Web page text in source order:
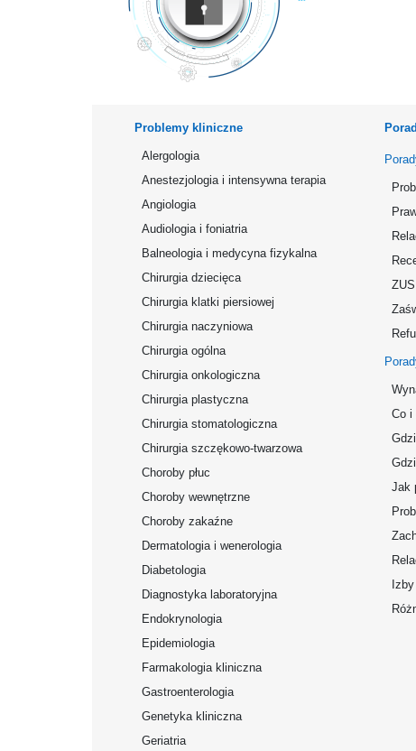
Problemy kliniczne
Alergologia
Anestezjologia i intensywna terapia
Angiologia
Audiologia i foniatria
Balneologia i medycyna fizykalna
Chirurgia dziecięca
Chirurgia klatki piersiowej
Chirurgia naczyniowa
Chirurgia ogólna
Chirurgia onkologiczna
Chirurgia plastyczna
Chirurgia stomatologiczna
Chirurgia szczękowo-twarzowa
Choroby płuc
Choroby wewnętrzne
Choroby zakaźne
Dermatologia i wenerologia
Diabetologia
Diagnostyka laboratoryjna
Endokrynologia
Epidemiologia
Farmakologia kliniczna
Gastroenterologia
Genetyka kliniczna
Geriatria
Co i
Jak